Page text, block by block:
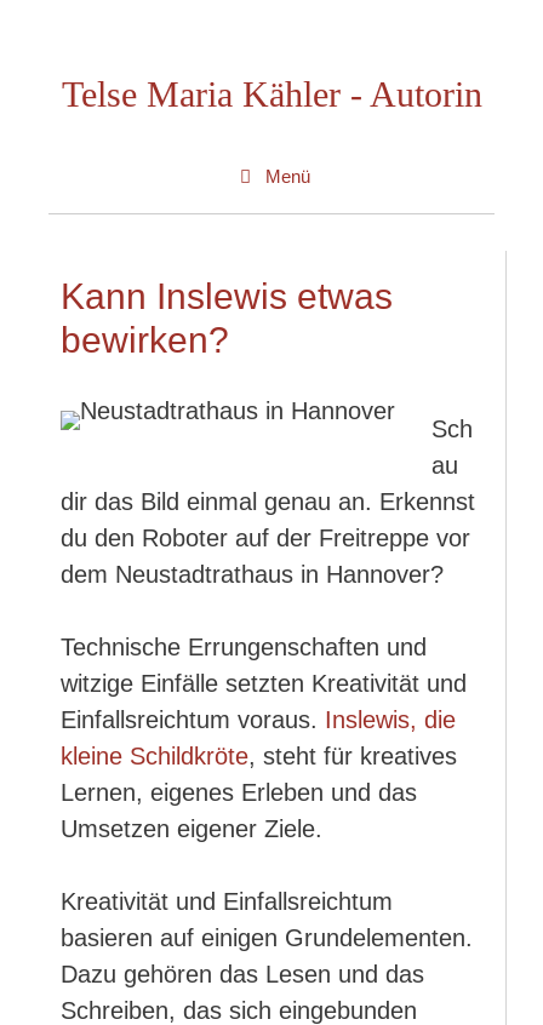
springenTelse Maria Kähler - Autorin
Menü
Kann Inslewis etwas
bewirken?
Sch
au
dir das Bild einmal genau an. Erkennst
du den Roboter auf der Freitreppe vor
dem Neustadtrathaus in Hannover?
Technische Errungenschaften und
witzige Einfälle setzten Kreativität und
Einfallsreichtum voraus. Inslewis, die
kleine Schildkröte, steht für kreatives
Lernen, eigenes Erleben und das
Umsetzen eigener Ziele.
Kreativität und Einfallsreichtum
basieren auf einigen Grundelementen.
Dazu gehören das Lesen und das
Schreiben, das sich eingebunden